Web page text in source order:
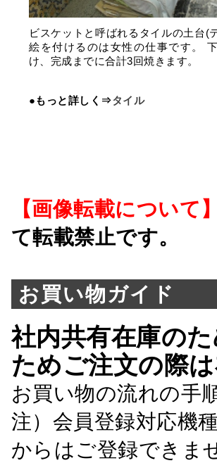
ビスケットと呼ばれるタイルの土台(
絵を付けるのは女性の仕事です。
け、完成までに合計3回焼きます。
●もっと詳しく⇒タイル
【画像転載について】
て転載禁止です。
お買い物ガ
社内共有在庫の
ためご注文の際
お買い物の流れの手
注）会員登録対応機
からはご登録できま